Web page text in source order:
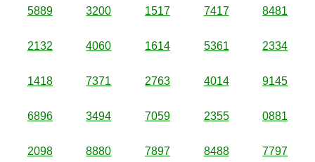
5889 3200 1517 7417 8481
2132 4060 1614 5361 2334
1418 7371 2763 4014 9145
6896 3494 7059 2355 0881
2098 8880 7897 8488 7797